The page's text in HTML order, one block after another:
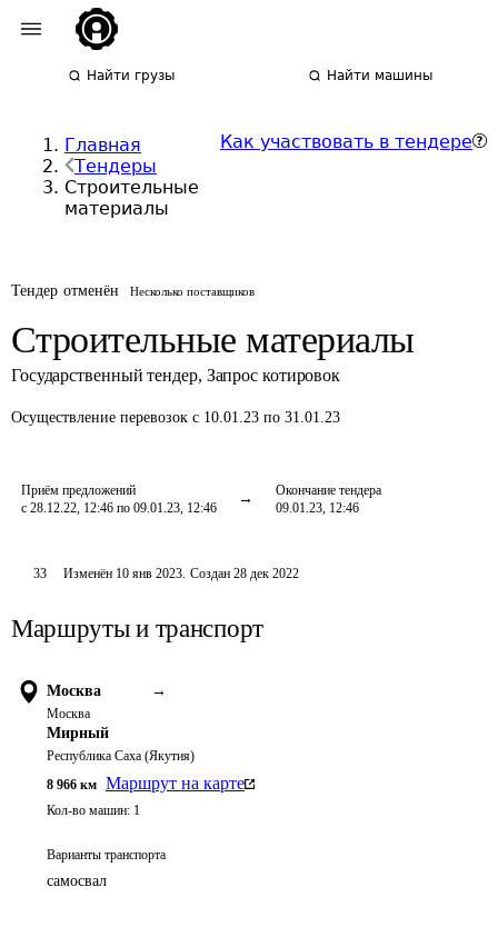
Найти грузы Найти машины
Главная
Тендеры
Строительные
материалы
Как участвовать в тендере
Тендер отменён Несколько поставщиков
Строительные материалы
Государственный тендер, Запрос котировок
Осуществление перевозок с 10.01.23 по 31.01.23
Приём предложений
с 28.12.22, 12:46 по 09.01.23, 12:46
Окончание тендера
09.01.23, 12:46
33 Изменён 10 янв 2023. Создан 28 дек 2022
Маршруты и транспорт
Москва →
Москва
Мирный
Республика Саха (Якутия)
8 966 км Маршрут на карте
Кол-во машин: 1
Варианты транспорта
самосвал